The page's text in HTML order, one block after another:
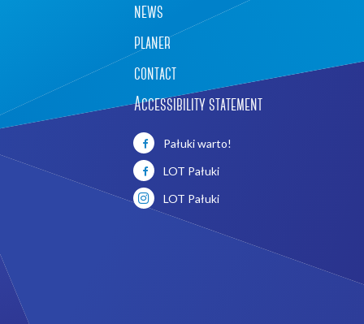
news
planer
contact
Accessibility statement
Pałuki warto!
LOT Pałuki
LOT Pałuki